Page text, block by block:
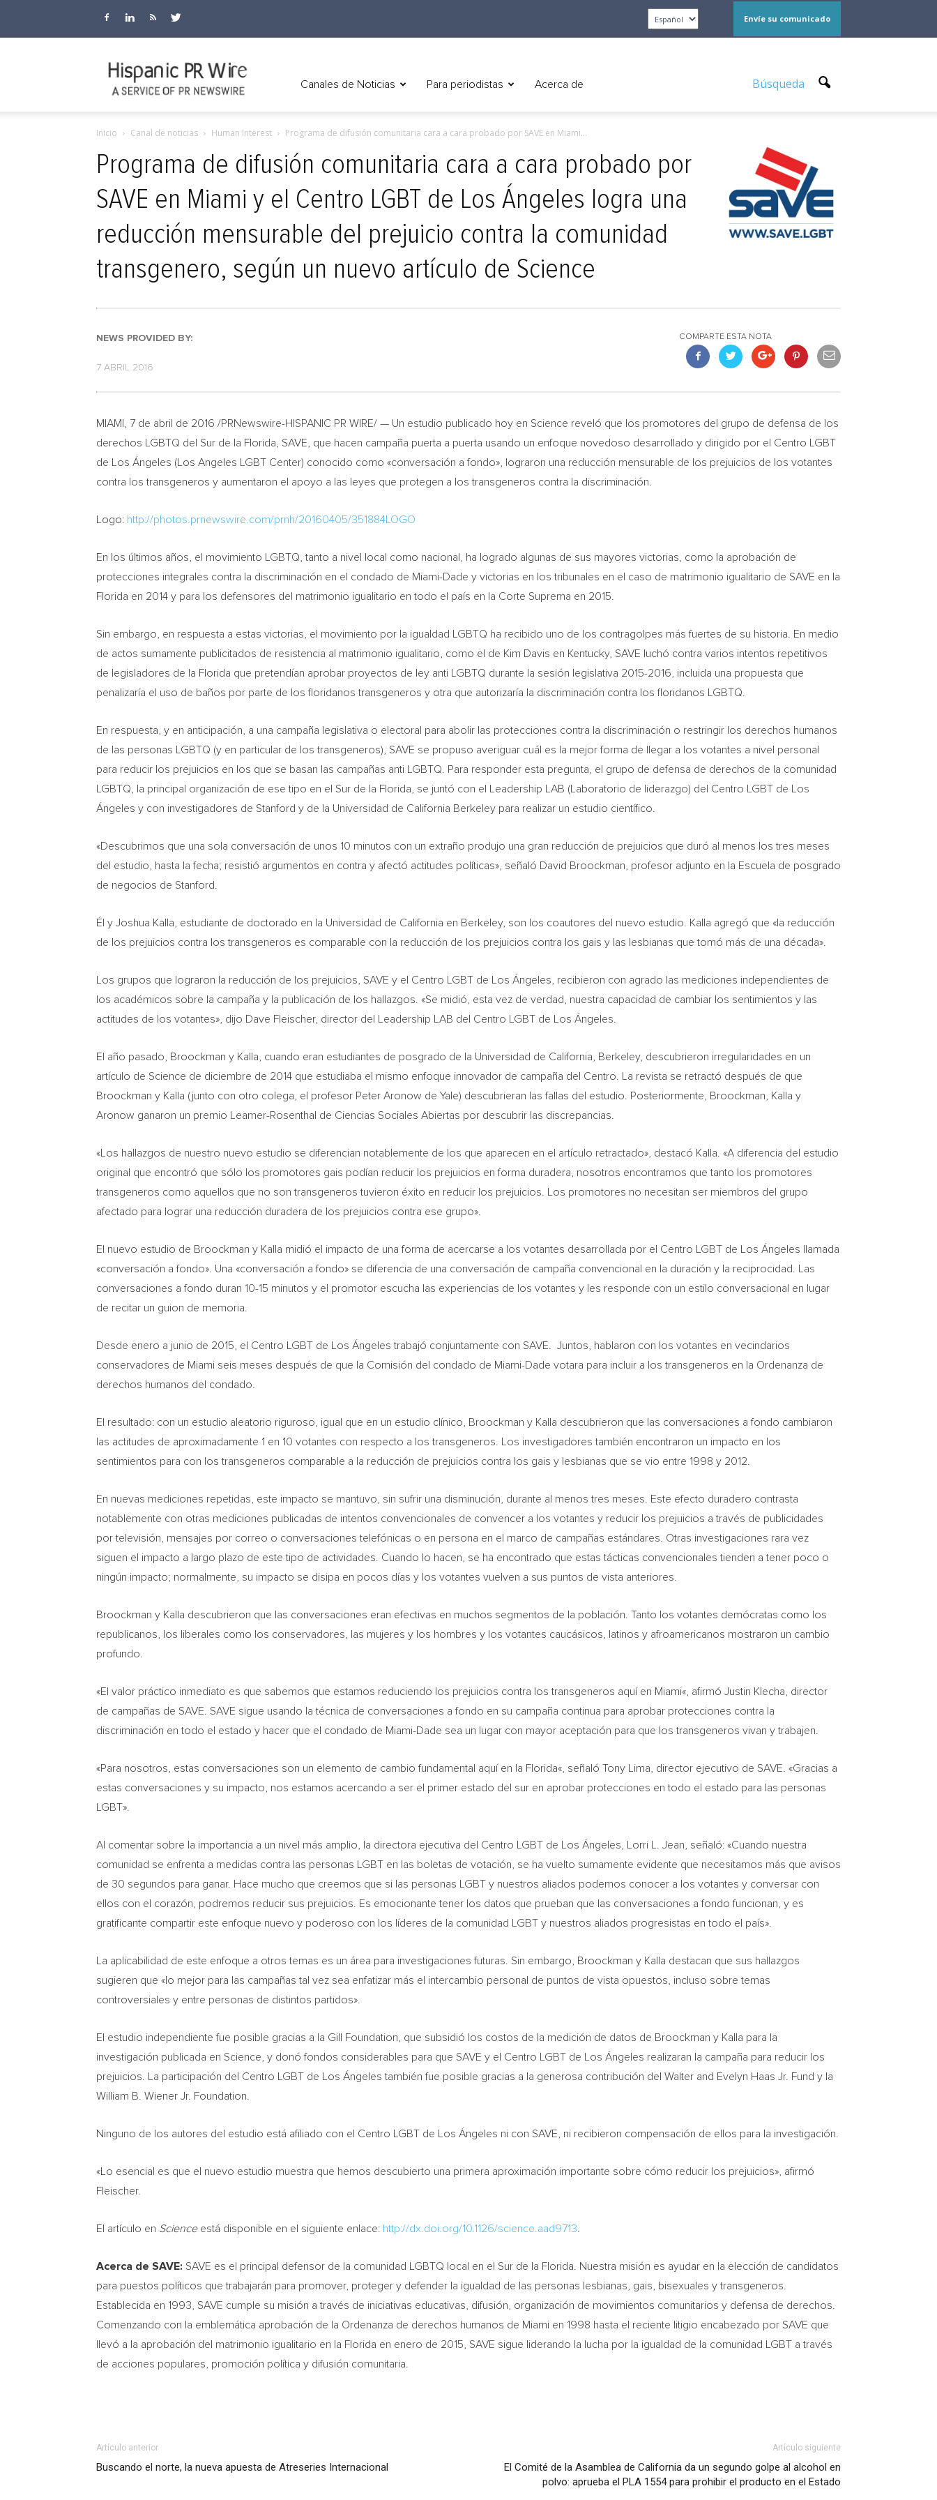
Envíe su comunicado
Canales de Noticias Para periodistas Acerca de Búsqueda
Inicio Canal de noticias Human Interest Programa de difusión comunitaria cara a cara probado por SAVE en Miami...
Programa de difusión comunitaria cara a cara probado por
SAVE en Miami y el Centro LGBT de Los Ángeles logra una
reducción mensurable del prejuicio contra la comunidad
transgenero, según un nuevo artículo de Science
NEWS PROVIDED BY:
7 ABRIL 2016
COMPARTE ESTA NOTA
MIAMI
, 7 de abril de 2016 /PRNewswire-HISPANIC PR WIRE/ — Un estudio publicado hoy en Science reveló que los promotores del grupo de defensa de los
derechos LGBTQ del Sur de la Florida , SAVE, que hacen campaña puerta a puerta usando un enfoque novedoso desarrollado y dirigido por el Centro LGBT
de Los Ángeles (Los Angeles LGBT Center) conocido como «conversación a fondo», lograron una reducción mensurable de los prejuicios de los votantes
contra los transgeneros y aumentaron el apoyo a las leyes que protegen a los transgeneros contra la discriminación.
Logo: http://photos.prnewswire.com/prnh/20160405/351884LOGO
En los últimos años, el movimiento LGBTQ, tanto a nivel local como nacional, ha logrado algunas de sus mayores victorias, como la aprobación de
protecciones integrales contra la discriminación en el condado de Miami-Dade y victorias en los tribunales en el caso de matrimonio igualitario de SAVE en la
Florida en 2014 y para los defensores del matrimonio igualitario en todo el país en la Corte Suprema en 2015.
Sin embargo, en respuesta a estas victorias, el movimiento por la igualdad LGBTQ ha recibido uno de los contragolpes más fuertes de su historia. En medio
de actos sumamente publicitados de resistencia al matrimonio igualitario, como el de Kim Davis en Kentucky, SAVE luchó contra varios intentos repetitivos
de legisladores de la Florida que pretendían aprobar proyectos de ley anti LGBTQ durante la sesión legislativa 2015-2016, incluida una propuesta que
penalizaría el uso de baños por parte de los floridanos transgeneros y otra que autorizaría la discriminación contra los floridanos LGBTQ.
En respuesta, y en anticipación, a una campaña legislativa o electoral para abolir las protecciones contra la discriminación o restringir los derechos humanos
de las personas LGBTQ (y en particular de los transgeneros), SAVE se propuso averiguar cuál es la mejor forma de llegar a los votantes a nivel personal
para reducir los prejuicios en los que se basan las campañas anti LGBTQ. Para responder esta pregunta, el grupo de defensa de derechos de la comunidad
LGBTQ, la principal organización de ese tipo en el Sur de la Florida , se juntó con el Leadership LAB (Laboratorio de liderazgo) del Centro LGBT de Los
Ángeles y con investigadores de Stanford y de la Universidad de California Berkeley para realizar un estudio científico.
«Descubrimos que una sola conversación de unos 10 minutos con un extraño produjo una gran reducción de prejuicios que duró al menos los tres meses
del estudio, hasta la fecha; resistió argumentos en contra y afectó actitudes políticas», señaló David Broockman , profesor adjunto en la Escuela de posgrado
de negocios de Stanford
Él y Joshua Kalla , estudiante de doctorado en la Universidad de California en Berkeley, son los coautores del nuevo estudio. Kalla agregó que «la reducción
de los prejuicios contra los transgeneros es comparable con la reducción de los prejuicios contra los gais y las lesbianas que tomó más de una década».
Los grupos que lograron la reducción de los prejuicios, SAVE y el Centro LGBT de Los Ángeles, recibieron con agrado las mediciones independientes de
los académicos sobre la campaña y la publicación de los hallazgos. «Se midió, esta vez de verdad, nuestra capacidad de cambiar los sentimientos y las
actitudes de los votantes», dijo Dave Fleischer, director del Leadership LAB del Centro LGBT de Los Ángeles.
El año pasado, Broockman y Kalla, cuando eran estudiantes de posgrado de la Universidad de California Berkeley, descubrieron irregularidades en un
artículo de Science de diciembre de 2014 que estudiaba el mismo enfoque innovador de campaña del Centro . La revista se retractó después de que
Broockman y Kalla (junto con otro colega, el profesor Peter Aronow de Yale) descubrieran las fallas del estudio. Posteriormente, Broockman, Kalla y
Aronow ganaron un premio Leamer-Rosenthal de Ciencias Sociales Abiertas por descubrir las discrepancias.
«Los hallazgos de nuestro nuevo estudio se diferencian notablemente de los que aparecen en el artículo retractado», destacó Kalla. «A diferencia del estudio
original que encontró que sólo los promotores gais podían reducir los prejuicios en forma duradera, nosotros encontramos que tanto los promotores
transgeneros como aquellos que no son transgeneros tuvieron éxito en reducir los prejuicios. Los promotores no necesitan ser miembros del grupo
afectado para lograr una reducción duradera de los prejuicios contra ese grupo».
El nuevo estudio de Broockman y Kalla midió el impacto de una forma de acercarse a los votantes desarrollada por el Centro LGBT de Los Ángeles llamada
«conversación a fondo». Una «conversación a fondo» se diferencia de una conversación de campaña convencional en la duración y la reciprocidad. Las
conversaciones a fondo duran 10-15 minutos y el promotor escucha las experiencias de los votantes y les responde con un estilo conversacional en lugar
de recitar un guion de memoria.
Desde enero a junio de 2015, el Centro LGBT de Los Ángeles trabajó conjuntamente con SAVE. Juntos, hablaron con los votantes en vecindarios
conservadores de Miami seis meses después de que la Comisión del condado de Miami-Dade votara para incluir a los transgeneros en la Ordenanza de
derechos humanos del condado.
El resultado: con un estudio aleatorio riguroso, igual que en un estudio clínico, Broockman y Kalla descubrieron que las conversaciones a fondo cambiaron
las actitudes de aproximadamente 1 en 10 votantes con respecto a los transgeneros. Los investigadores también encontraron un impacto en los
sentimientos para con los transgeneros comparable a la reducción de prejuicios contra los gais y lesbianas que se vio entre 1998 y 2012.
En nuevas mediciones repetidas, este impacto se mantuvo, sin sufrir una disminución, durante al menos tres meses. Este efecto duradero contrasta
notablemente con otras mediciones publicadas de intentos convencionales de convencer a los votantes y reducir los prejuicios a través de publicidades
por televisión, mensajes por correo o conversaciones telefónicas o en persona en el marco de campañas estándares. Otras investigaciones rara vez
siguen el impacto a largo plazo de este tipo de actividades. Cuando lo hacen, se ha encontrado que estas tácticas convencionales tienden a tener poco o
ningún impacto; normalmente, su impacto se disipa en pocos días y los votantes vuelven a sus puntos de vista anteriores.
Broockman y Kalla descubrieron que las conversaciones eran efectivas en muchos segmentos de la población. Tanto los votantes demócratas como los
republicanos, los liberales como los conservadores, las mujeres y los hombres y los votantes caucásicos, latinos y afroamericanos mostraron un cambio
profundo.
«El valor práctico inmediato es que sabemos que estamos reduciendo los prejuicios contra los transgeneros aquí en Miami«, afirmó Justin Klecha , director
de campañas de SAVE. SAVE sigue usando la técnica de conversaciones a fondo en su campaña continua para aprobar protecciones contra la
discriminación en todo el estado y hacer que el condado de Miami-Dade sea un lugar con mayor aceptación para que los transgeneros vivan y trabajen.
«Para nosotros, estas conversaciones son un elemento de cambio fundamental aquí en la Florida«, señaló Tony Lima , director ejecutivo de SAVE. «Gracias a
estas conversaciones y su impacto, nos estamos acercando a ser el primer estado del sur en aprobar protecciones en todo el estado para las personas
LGBT».
Al comentar sobre la importancia a un nivel más amplio, la directora ejecutiva del Centro LGBT de Los Ángeles, Lorri L. Jean , señaló: «Cuando nuestra
comunidad se enfrenta a medidas contra las personas LGBT en las boletas de votación, se ha vuelto sumamente evidente que necesitamos más que avisos
de 30 segundos para ganar. Hace mucho que creemos que si las personas LGBT y nuestros aliados podemos conocer a los votantes y conversar con
ellos con el corazón, podremos reducir sus prejuicios. Es emocionante tener los datos que prueban que las conversaciones a fondo funcionan, y es
gratificante compartir este enfoque nuevo y poderoso con los líderes de la comunidad LGBT y nuestros aliados progresistas en todo el país».
La aplicabilidad de este enfoque a otros temas es un área para investigaciones futuras. Sin embargo, Broockman y Kalla destacan que sus hallazgos
sugieren que «lo mejor para las campañas tal vez sea enfatizar más el intercambio personal de puntos de vista opuestos, incluso sobre temas
controversiales y entre personas de distintos partidos».
El estudio independiente fue posible gracias a la Gill Foundation, que subsidió los costos de la medición de datos de Broockman y Kalla para la
investigación publicada en Science, y donó fondos considerables para que SAVE y el Centro LGBT de Los Ángeles realizaran la campaña para reducir los
prejuicios. La participación del Centro LGBT de Los Ángeles también fue posible gracias a la generosa contribución del Walter and Evelyn Haas Jr. Fund y la
William B. Wiener Jr. Foundation.
Ninguno de los autores del estudio está afiliado con el Centro LGBT de Los Ángeles ni con SAVE, ni recibieron compensación de ellos para la investigación.
«Lo esencial es que el nuevo estudio muestra que hemos descubierto una primera aproximación importante sobre cómo reducir los prejuicios», afirmó
Fleischer.
El artículo en Scienceestá disponible en el siguiente enlace: http://dx.doi.org/10.1126/science.aad9713
Acerca de SAVE: SAVE es el principal defensor de la comunidad LGBTQ local en el Sur de la Florida . Nuestra misión es ayudar en la elección de candidatos
para puestos políticos que trabajarán para promover, proteger y defender la igualdad de las personas lesbianas, gais, bisexuales y transgeneros.
Establecida en 1993, SAVE cumple su misión a través de iniciativas educativas, difusión, organización de movimientos comunitarios y defensa de derechos.
Comenzando con la emblemática aprobación de la Ordenanza de derechos humanos de Miami en 1998 hasta el reciente litigio encabezado por SAVE que
llevó a la aprobación del matrimonio igualitario en la Florida en enero de 2015, SAVE sigue liderando la lucha por la igualdad de la comunidad LGBT a través
de acciones populares, promoción política y difusión comunitaria.
Artículo anterior
Buscando el norte, la nueva apuesta de Atreseries Internacional
Artículo siguiente
El Comité de la Asamblea de California da un segundo golpe al alcohol en
polvo: aprueba el PLA 1554 para prohibir el producto en el Estado